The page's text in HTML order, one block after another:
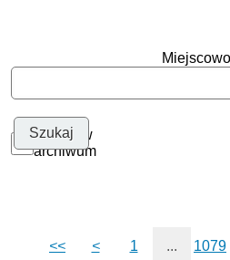
Szukaj w
archiwum
<< < 1 ... 1079